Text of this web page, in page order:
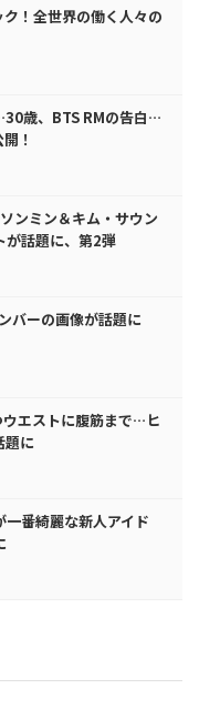
！全世界の働く人々の
歳、BTS RMの告白…
！
ンミン＆キム・サウン
が話題に、第2弾
バーの画像が話題に
エストに腹筋まで…ヒ
題に
番綺麗な新人アイド